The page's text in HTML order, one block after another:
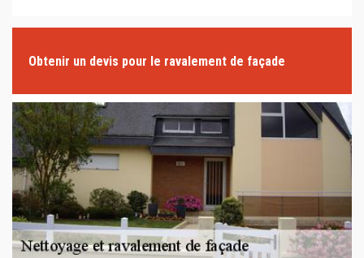
Obtenir un devis pour le ravalement de façade